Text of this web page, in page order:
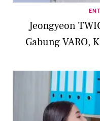
Jeongyeon
Gabung VARO,